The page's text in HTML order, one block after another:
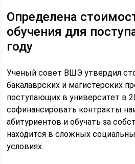
Определена
обучения для
году
Ученый совет ВШЭ утвердил
бакалаврских и магистерских
поступающих в университет в
софинансировать контракты
абитуриентов и обучать за
находится в сложных
условиях.